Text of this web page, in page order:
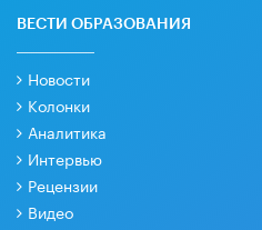
ВЕСТИ ОБРАЗОВАНИЯ
Новости
Колонки
Аналитика
Интервью
Рецензии
Видео